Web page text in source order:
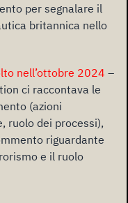
per segnalare il
britannica nello
nell’ottobre 2024 –
ci raccontava le
(azioni
ruolo dei processi),
riguardante
e il ruolo